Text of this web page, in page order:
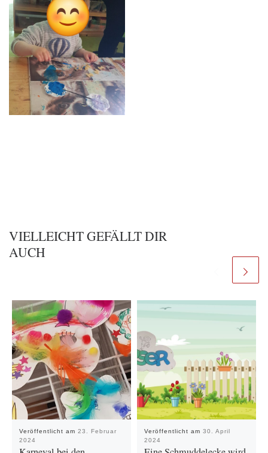
VIELLEICHT GEFÄLLT DIR
AUCH
Veröffentlicht am 23. Februar
2024
Veröffentlicht am 30. April
2024